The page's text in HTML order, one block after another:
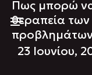
Skip
main
content
Menu
Πως μπορώ
θεραπεία
προβλημάτων
23 Ιουνίου,